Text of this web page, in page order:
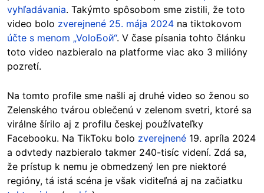
vyhľadávania. Takýmto spôsobom sme zistili, že toto
video bolo zverejnené 25. mája 2024 na tiktokovom
účte s menom „VoloБой“. V čase písania tohto článku
toto video nazbieralo na platforme viac ako 3 milióny
pozretí.
Na tomto profile sme našli aj druhé video so ženou so
Zelenského tvárou oblečenú v zelenom svetri, ktoré sa
virálne šírilo aj z profilu českej používateľky
Facebooku. Na TikToku bolo zverejnené 19. apríla 2024
a odvtedy nazbieralo takmer 240-tisíc videní. Zdá sa,
že prístup k nemu je obmedzený len pre niektoré
regióny, tá istá scéna je však viditeľná aj na začiatku